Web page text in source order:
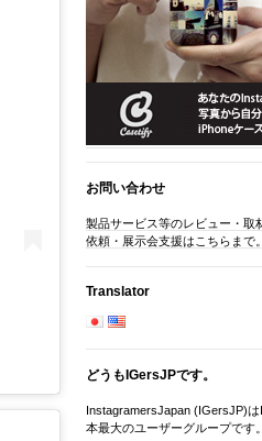
お問い合わせ
製品サービス等のレビュー・取
依頼・展示会支援はこちらまで。
Translator
どうもIGersJPです。
InstagramersJapan (IGersJP)は
本最大のユーザーグループです。